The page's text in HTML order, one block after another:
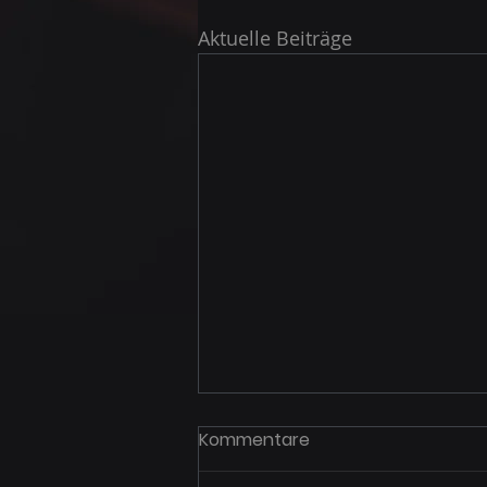
Aktuelle Beiträge
Kommentare